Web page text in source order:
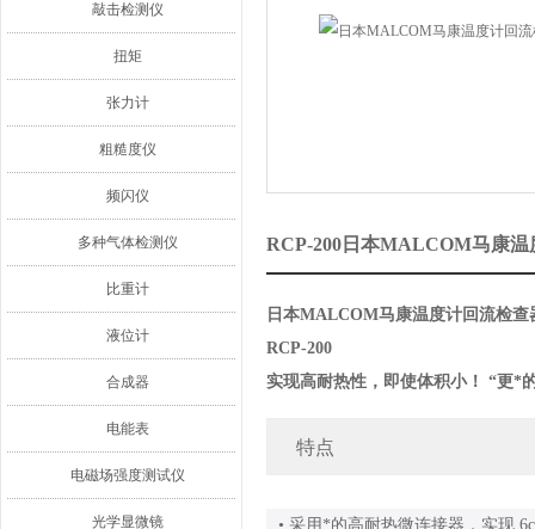
敲击检测仪
扭矩
张力计
粗糙度仪
频闪仪
多种气体检测仪
比重计
液位计
合成器
电能表
电磁场强度测试仪
光学显微镜
RCP-200日本MALCOM马康
日本MALCOM马康温度计回流检查
RCP-200
实现高耐热性，即使体积小！ “更*
特点
• 采用*的高耐热微连接器，实现